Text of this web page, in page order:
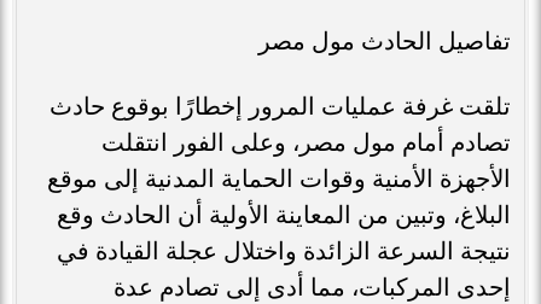
تفاصيل الحادث مول مصر
تلقت غرفة عمليات المرور إخطارًا بوقوع حادث
تصادم أمام مول مصر، وعلى الفور انتقلت
الأجهزة الأمنية وقوات الحماية المدنية إلى موقع
البلاغ، وتبين من المعاينة الأولية أن الحادث وقع
نتيجة السرعة الزائدة واختلال عجلة القيادة في
إحدى المركبات، مما أدى إلى تصادم عدة